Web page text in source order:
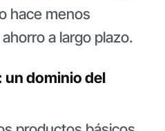
hace menos
a largo plazo.
un dominio del